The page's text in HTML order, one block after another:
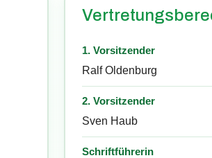
1. Vorsitzender
Ralf Oldenburg
2. Vorsitzender
Sven Haub
Schriftführerin